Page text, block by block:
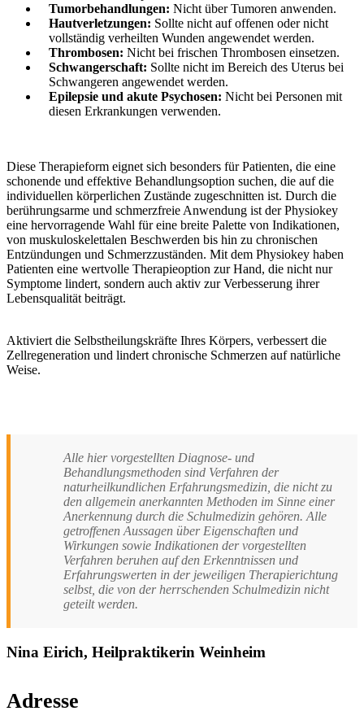
Tumorbehandlungen: Nicht über Tumoren anwenden.
Hautverletzungen: Sollte nicht auf offenen oder nicht
vollständig verheilten Wunden angewendet werden.
Thrombosen: Nicht bei frischen Thrombosen einsetzen.
Schwangerschaft: Sollte nicht im Bereich des Uterus bei
Schwangeren angewendet werden.
Epilepsie und akute Psychosen: Nicht bei Personen mit
diesen Erkrankungen verwenden.
Diese Therapieform eignet sich besonders für Patienten, die eine
schonende und effektive Behandlungsoption suchen, die auf die
individuellen körperlichen Zustände zugeschnitten ist. Durch die
berührungsarme und schmerzfreie Anwendung ist der Physiokey
eine hervorragende Wahl für eine breite Palette von Indikationen,
von muskuloskelettalen Beschwerden bis hin zu chronischen
Entzündungen und Schmerzzuständen. Mit dem Physiokey haben
Patienten eine wertvolle Therapieoption zur Hand, die nicht nur
Symptome lindert, sondern auch aktiv zur Verbesserung ihrer
Lebensqualität beiträgt.
Aktiviert die Selbstheilungskräfte Ihres Körpers, verbessert die
Zellregeneration und lindert chronische Schmerzen auf natürliche
Weise.
Alle hier vorgestellten Diagnose- und
Behandlungsmethoden sind Verfahren der
naturheilkundlichen Erfahrungsmedizin, die nicht zu
den allgemein anerkannten Methoden im Sinne einer
Anerkennung durch die Schulmedizin gehören. Alle
getroffenen Aussagen über Eigenschaften und
Wirkungen sowie Indikationen der vorgestellten
Verfahren beruhen auf den Erkenntnissen und
Erfahrungswerten in der jeweiligen Therapierichtung
selbst, die von der herrschenden Schulmedizin nicht
geteilt werden.
Nina Eirich, Heilpraktikerin Weinheim
Adresse